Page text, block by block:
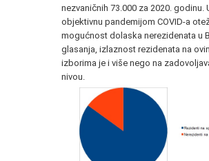
nezvaničnih 73.000 za 2020. godinu.
objektivnu pandemijom COVID-a
mogućnost dolaska nerezidenata u
glasanja, izlaznost rezidenata na
izborima je i više nego na
nivou.